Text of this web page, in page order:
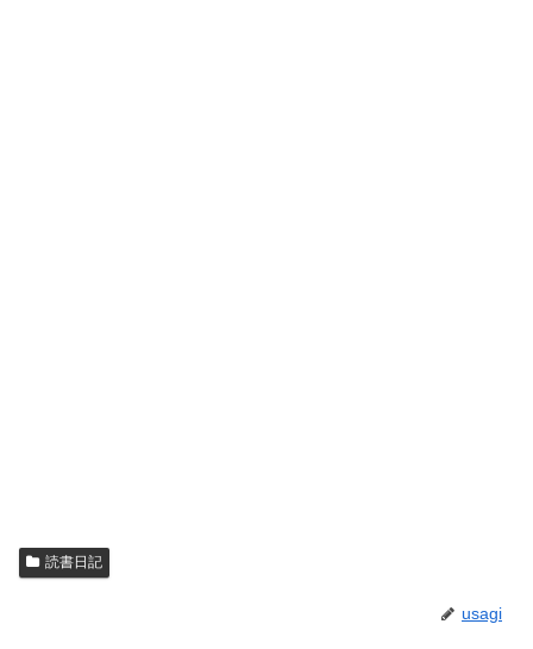
読書日記
usagi